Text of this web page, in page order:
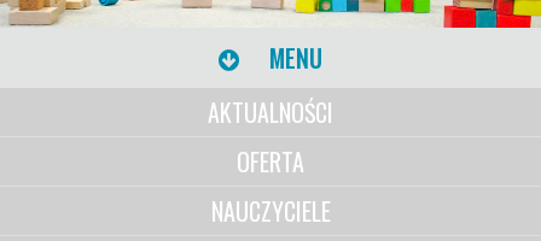
MENU
AKTUALNOŚCI
OFERTA
NAUCZYCIELE